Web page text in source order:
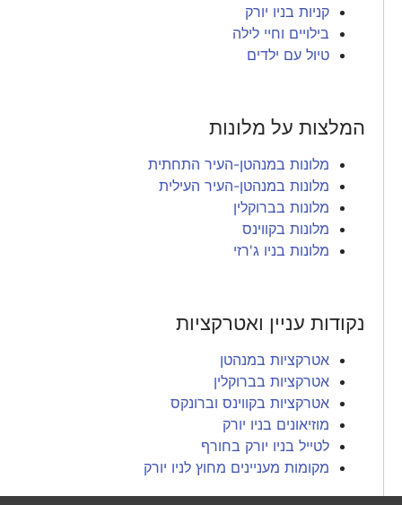
קניות בניו יורק
בילויים וחיי לילה
טיול עם ילדים
המלצות על מלונות
מלונות במנהטן-העיר התחתית
מלונות במנהטן-העיר העילית
מלונות בברוקלין
מלונות בקווינס
מלונות בניו ג'רזי
נקודות עניין ואטרקציות
אטרקציות במנהטן
אטרקציות בברוקלין
אטרקציות בקווינס וברונקס
מוזיאונים בניו יורק
לטייל בניו יורק בחורף
מקומות מעניינים מחוץ לניו יורק